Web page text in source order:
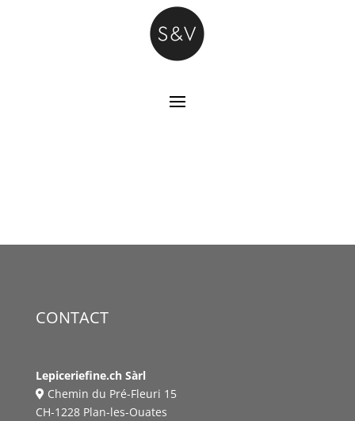
CONTACT
Lepiceriefine.ch Sàrl
Chemin du Pré-Fleuri 15
CH-1228 Plan-les-Ouates